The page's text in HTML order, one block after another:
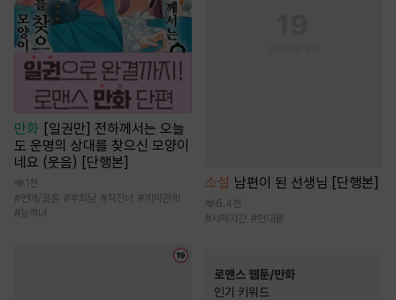
만화
[일권만] 전하께서는 오늘
도 운명의 상대를 찾으신 모양이
네요 (웃음) [단행본]
1천
#연애/결혼 #후회남 #직진녀 # 계약관계
#능력녀
소설 남편이 된 선생님 [단행본]
6.4천
#사제지간 #현대물
로맨스 웹툰/만화
인기 키워드